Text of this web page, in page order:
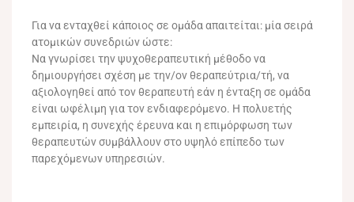
Για να ενταχθεί κάποιος σε ομάδα απαιτείται: μία σειρά
ατομικών συνεδριών ώστε:
Να γνωρίσει την ψυχοθεραπευτική μέθοδο να
δημιουργήσει σχέση με την/ον θεραπεύτρια/τή, να
αξιολογηθεί από τον θεραπευτή εάν η ένταξη σε ομάδα
είναι ωφέλιμη για τον ενδιαφερόμενο. Η πολυετής
εμπειρία, η συνεχής έρευνα και η επιμόρφωση των
θεραπευτών συμβάλλουν στο υψηλό επίπεδο των
παρεχόμενων υπηρεσιών.